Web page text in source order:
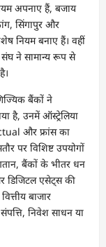
अपनाए हैं, बजाय
सिंगापुर और
नियम बनाए हैं। वहीं
संघ ने सामान्य रूप से
बैंकों ने
है, उनमें ऑस्ट्रेलिया
और फ्रांस का
पर विशिष्ट उपयोगों
बैंकों के भीतर धन
डिजिटल एसेट्स की
बाजार
निवेश साधन या